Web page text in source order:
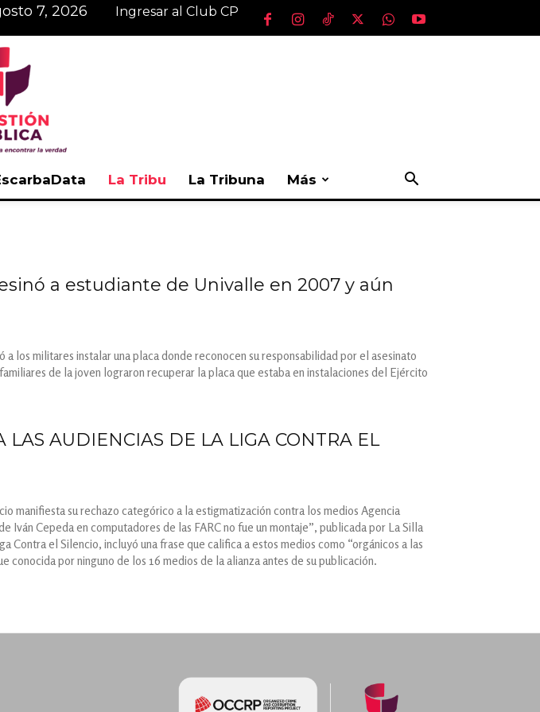
7, 2026 Ingresar al Club CP
La Tribu La Tribuna Más
a estudiante de Univalle en 2007 y aún
los militares instalar una placa donde reconocen su responsabilidad por el asesinato
de la joven lograron recuperar la placa que estaba en instalaciones del Ejército
LAS AUDIENCIAS DE LA LIGA CONTRA EL
manifiesta su rechazo categórico a la estigmatización contra los medios Agencia
Iván Cepeda en computadores de las FARC no fue un montaje”, publicada por La Silla
el Silencio, incluyó una frase que califica a estos medios como “orgánicos a las
conocida por ninguno de los 16 medios de la alianza antes de su publicación.